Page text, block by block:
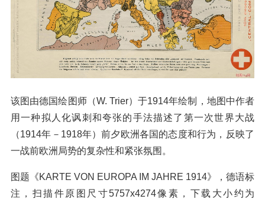
该图由德国绘图师（W. Trier）于1914年绘制，地图中作者
用一种拟人化讽刺和夸张的手法描述了第一次世界大战
（1914年－1918年）前夕欧洲各国的态度和行为，反映了
一战前欧洲局势的复杂性和紧张氛围。
图题《KARTE VON EUROPA IM JAHRE 1914》，德语标
注，扫描件原图尺寸5757x4274像素，下载大小约为